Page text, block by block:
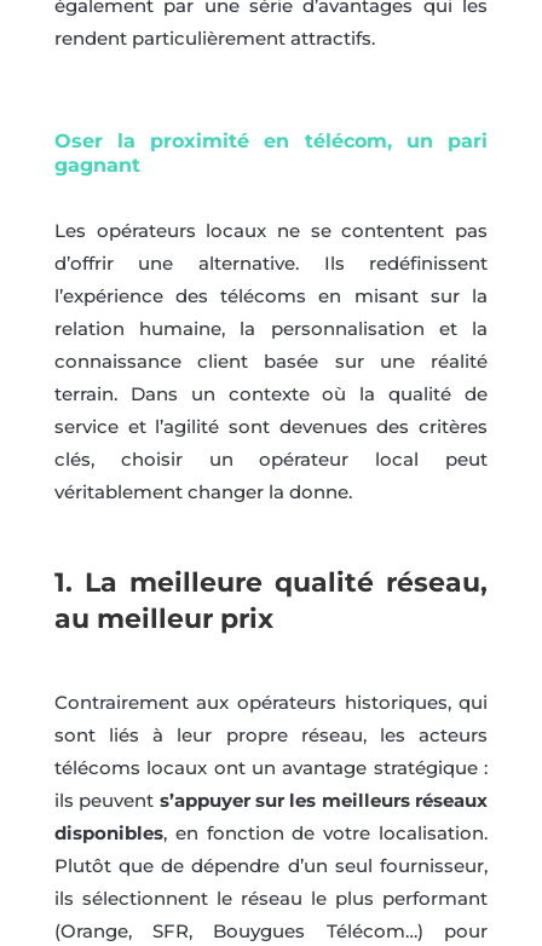
également par une série d’avantages qui les
rendent particulièrement attractifs.
Oser la proximité en télécom, un pari
gagnant
Les opérateurs locaux ne se contentent pas
d’offrir une alternative. Ils redéfinissent
l’expérience des télécoms en misant sur la
relation humaine, la personnalisation et la
connaissance client basée sur une réalité
terrain. Dans un contexte où la qualité de
service et l’agilité sont devenues des critères
clés, choisir un opérateur local peut
véritablement changer la donne.
1. La meilleure qualité réseau,
au meilleur prix
Contrairement aux opérateurs historiques, qui
sont liés à leur propre réseau, les acteurs
télécoms locaux ont un avantage stratégique :
ils peuvent s’appuyer sur les meilleurs réseaux
disponibles, en fonction de votre localisation.
Plutôt que de dépendre d’un seul fournisseur,
ils sélectionnent le réseau le plus performant
(Orange, SFR, Bouygues Télécom…) pour